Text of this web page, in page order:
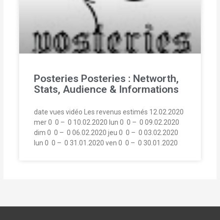
Posteries Posteries : Networth,
Stats, Audience & Informations
date vues vidéo Les revenus estimés 12.02.2020
mer 0  0 –  0 10.02.2020 lun 0  0 –  0 09.02.2020
dim 0  0 –  0 06.02.2020 jeu 0  0 –  0 03.02.2020
lun 0  0 –  0 31.01.2020 ven 0  0 –  0 30.01.2020